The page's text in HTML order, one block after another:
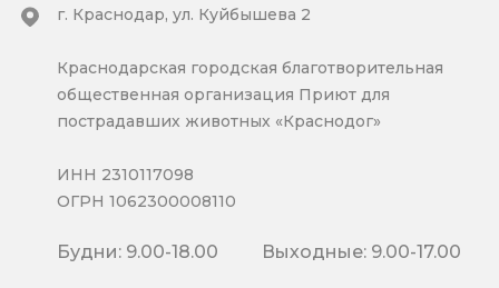
г. Краснодар, ул. Куйбышева 2
Краснодарская городская благотворительная
общественная организация Приют для
пострадавших животных «Краснодог»
ИНН 2310117098
ОГРН 1062300008110
Будни: 9.00-18.00 Выходные: 9.00-17.00